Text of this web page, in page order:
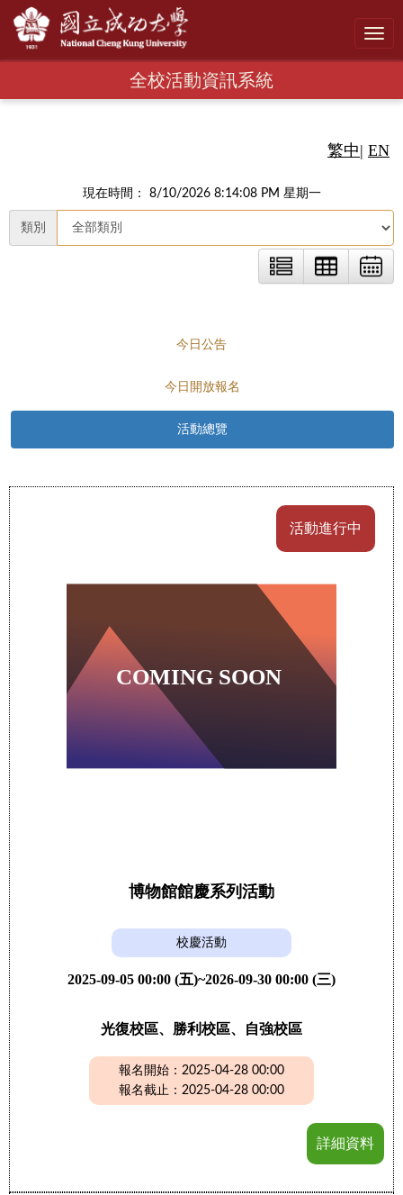
全校活動資訊系統
繁中| EN
現在時間： 8/10/2026 8:14:09 PM 星期一
類別
今日公告
今日開放報名
活動總覽
活動進行中
博物館館慶系列活動
校慶活動
2025-09-05 00:00 (五)~2026-09-30 00:00 (三)
光復校區、勝利校區、自強校區
報名開始：2025-04-28 00:00
報名截止：2025-04-28 00:00
詳細資料